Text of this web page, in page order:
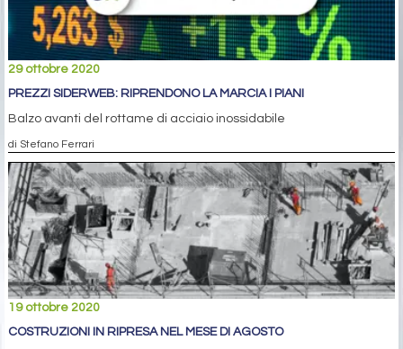
29 ottobre 2020
PREZZI SIDERWEB: RIPRENDONO LA MARCIA I PIANI
Balzo avanti del rottame di acciaio inossidabile
di Stefano Ferrari
19 ottobre 2020
COSTRUZIONI IN RIPRESA NEL MESE DI AGOSTO